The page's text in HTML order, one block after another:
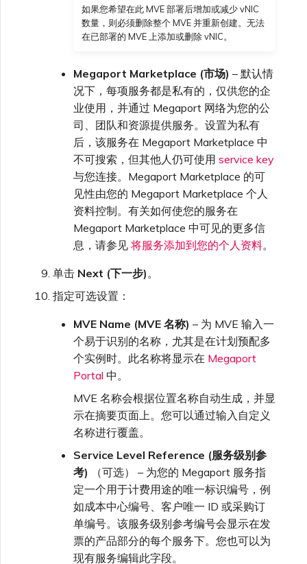
如果您希望在此 MVE 部署后增加或减少 vNIC
数量，则必须删除整个 MVE 并重新创建。无法
在已部署的 MVE 上添加或删除 vNIC。
Megaport Marketplace (市场) – 默认情
况下，每项服务都是私有的，仅供您的企
业使用，并通过 Megaport 网络为您的公
司、团队和资源提供服务。设置为私有
后，该服务在 Megaport Marketplace 中
不可搜索，但其他人仍可使用 service key
与您连接。Megaport Marketplace 的可
见性由您的 Megaport Marketplace 个人
资料控制。有关如何使您的服务在
Megaport Marketplace 中可见的更多信
息，请参见 将服务添加到您的个人资料。
单击 Next (下一步)。
指定可选设置：
MVE Name (MVE 名称) – 为 MVE 输入一
个易于识别的名称，尤其是在计划预配多
个实例时。此名称将显示在 Megaport
Portal 中。
MVE 名称会根据位置名称自动生成，并显
示在摘要页面上。您可以通过输入自定义
名称进行覆盖。
Service Level Reference (服务级别参
考) （可选） – 为您的 Megaport 服务指
定一个用于计费用途的唯一标识编号，例
如成本中心编号、客户唯一 ID 或采购订
单编号。该服务级别参考编号会显示在发
票的产品部分的每个服务下。您也可以为
现有服务编辑此字段。